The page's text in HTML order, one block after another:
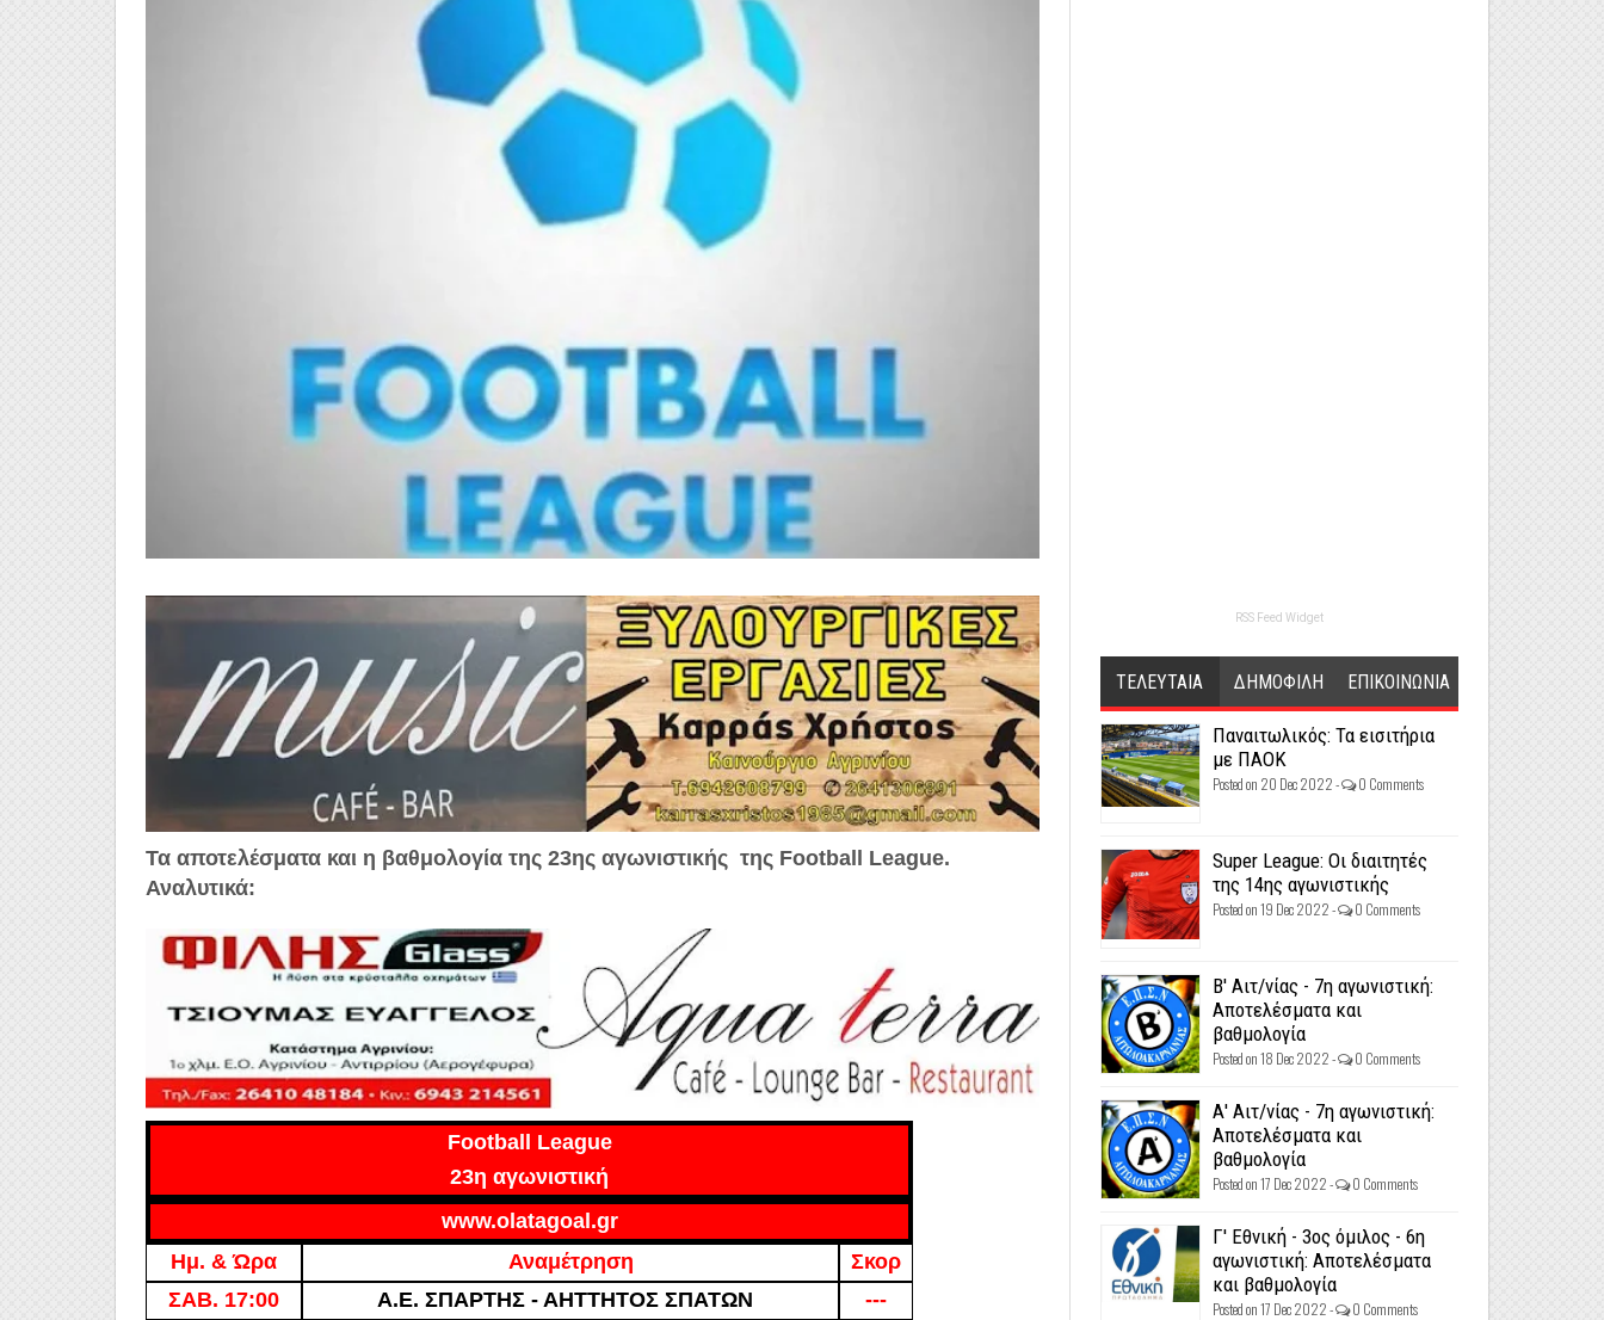
Τα αποτελέσματα και η βαθμολογία της 23ης αγωνιστικής της Football League.
Αναλυτικά:
Football League
23η αγωνιστική
www.olatagoal.gr
Ημ. & Ώρα
Αναμέτρηση
Σκορ
ΣΑΒ. 17:00
Α.Ε. ΣΠΑΡΤΗΣ - ΑΗΤΤΗΤΟΣ ΣΠΑΤΩΝ
---
RSS Feed Widget
ΤΕΛΕΥΤΑΙΑ ΔΗΜΟΦΙΛΗ ΕΠΙΚΟΙΝΩΝΙΑ
Παναιτωλικός: Τα εισιτήρια
με ΠΑΟΚ
Posted on 20 Dec 2022 - 0 Comments
Super League: Οι διαιτητές
της 14ης αγωνιστικής
Posted on 19 Dec 2022 - 0 Comments
Β' Αιτ/νίας - 7η αγωνιστική:
Αποτελέσματα και
βαθμολογία
Posted on 18 Dec 2022 - 0 Comments
Α' Αιτ/νίας - 7η αγωνιστική:
Αποτελέσματα και
βαθμολογία
Posted on 17 Dec 2022 - 0 Comments
Γ' Εθνική - 3ος όμιλος - 6η
αγωνιστική: Αποτελέσματα
και βαθμολογία
Posted on 17 Dec 2022 - 0 Comments